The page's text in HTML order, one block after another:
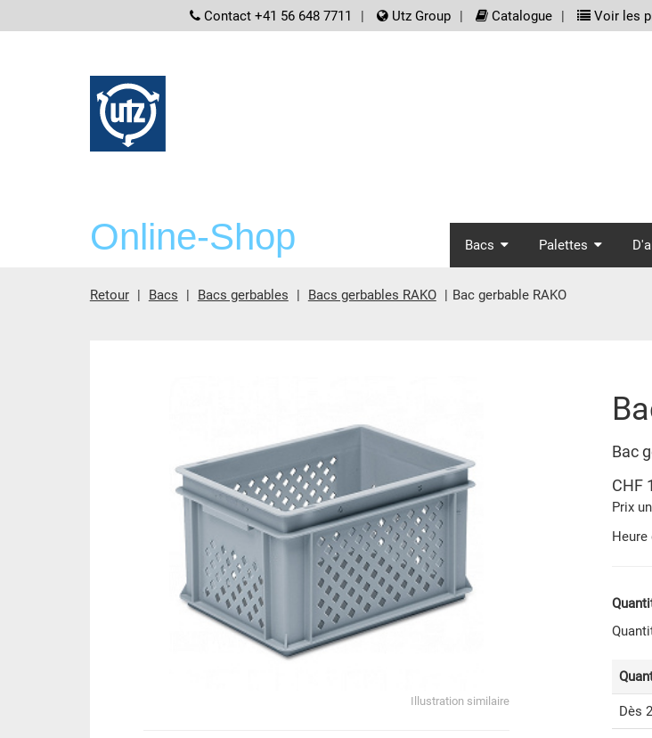
screenreader.meta_nav
Contact +41 56 648 7711 Utz Group Catalogue Voir les
Online-Shop Bacs Palettes
Retour Bacs Bacs gerbables Bacs gerbables RAKO Bac gerbable RAKO
Illustration similaire
Bac
CHF
Prix
Heure
Dès